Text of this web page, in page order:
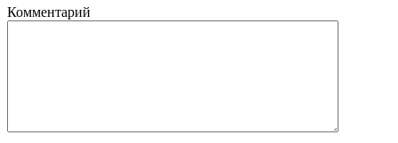
Комментарий